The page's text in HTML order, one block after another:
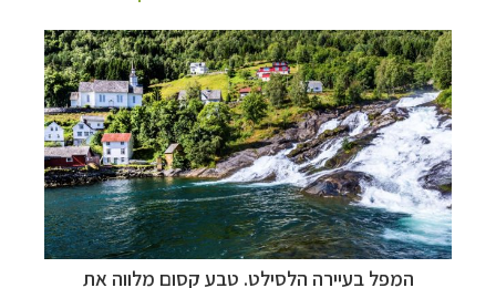
המפל בעיירה הלסילט. טבע קסום מלווה את